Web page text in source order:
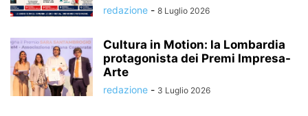
redazione - 8 Luglio 2026
Cultura in Motion: la Lombardia
protagonista dei Premi Impresa-
Arte
redazione - 3 Luglio 2026